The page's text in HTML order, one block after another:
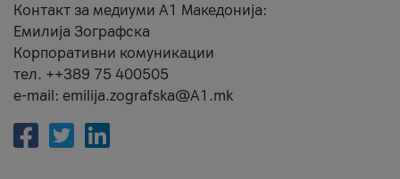
Контакт за медиуми А1 Македонија:
Емилија Зографска
Корпоративни комуникации
тел. ++389 75 400505
e-mail: emilija.zografska@A1.mk